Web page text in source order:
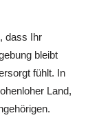
dass Ihr
bleibt
fühlt. In
Land,